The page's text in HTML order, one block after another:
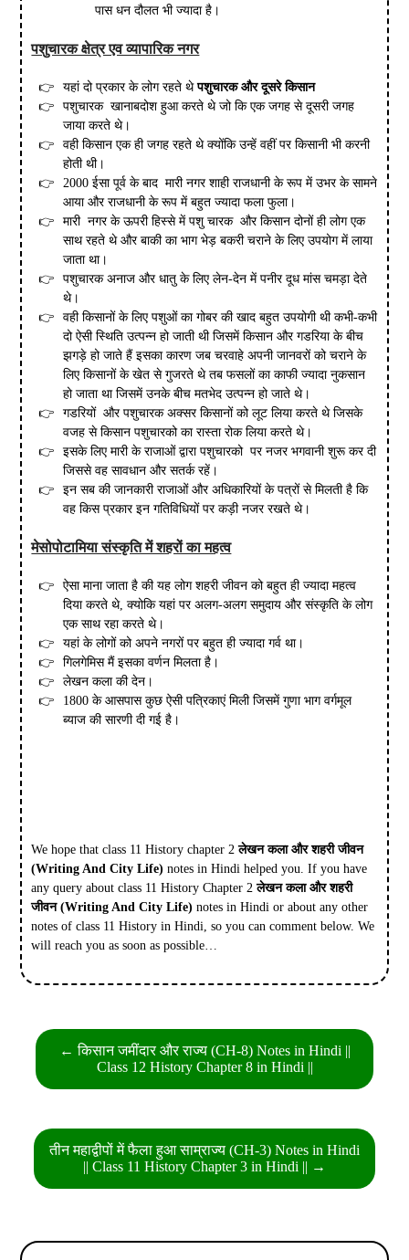
पास धन दौलत भी ज्यादा है।
पशुचारक क्षेत्र एव व्यापारिक नगर
यहां दो प्रकार के लोग रहते थेपशुचारक और दूसरे किसान
पशुचारक खानाबदोश हुआ करते थे जो कि एक जगह से दूसरी जगह
जाया करते थे।
वही किसान एक ही जगह रहते थे क्योंकि उन्हें वहीं पर किसानी भी करनी
होती थी।
2000 ईसा पूर्व के बाद मारी नगर शाही राजधानी के रूप में उभर के सामने
आया और राजधानी के रूप में बहुत ज्यादा फला फुला।
मारी नगर के ऊपरी हिस्से में पशु चारक और किसान दोनों ही लोग एक
साथ रहते थे और बाकी का भाग भेड़ बकरी चराने के लिए उपयोग में लाया
जाता था।
पशुचारक अनाज और धातु के लिए लेन-देन में पनीर दूध मांस चमड़ा देते
थे।
वही किसानों के लिए पशुओं का गोबर की खाद बहुत उपयोगी थी कभी-कभी
दो ऐसी स्थिति उत्पन्न हो जाती थी जिसमें किसान और गडरिया के बीच
झगड़े हो जाते हैं इसका कारण जब चरवाहे अपनी जानवरों को चराने के
लिए किसानों के खेत से गुजरते थे तब फसलों का काफी ज्यादा नुकसान
हो जाता था जिसमें उनके बीच मतभेद उत्पन्न हो जाते थे।
गडरियों और पशुचारक अक्सर किसानों को लूट लिया करते थे जिसके
वजह से किसान पशुचारको का रास्ता रोक लिया करते थे।
इसके लिए मारी के राजाओं द्वारा पशुचारको पर नजर भगवानी शुरू कर दी
जिससे वह सावधान और सतर्क रहें।
इन सब की जानकारी राजाओं और अधिकारियों के पत्रों से मिलती है कि
वह किस प्रकार इन गतिविधियों पर कड़ी नजर रखते थे।
मेसोपोटामिया संस्कृति में शहरों का महत्व
ऐसा माना जाता है की यह लोग शहरी जीवन को बहुत ही ज्यादा महत्व
दिया करते थे, क्योकि यहां पर अलग-अलग समुदाय और संस्कृति के लोग
एक साथ रहा करते थे।
यहां के लोगों को अपने नगरों पर बहुत ही ज्यादा गर्व था।
गिलगेमिस मैं इसका वर्णन मिलता है।
लेखन कला की देन।
1800 के आसपास कुछ ऐसी पत्रिकाएं मिली जिसमें गुणा भाग वर्गमूल
ब्याज की सारणी दी गई है।
We hope that class 11 History chapter 2लेखन कला और शहरी जीवन
(Writing And City Life) notes in Hindi helped you. If you have
any query about class 11 History Chapter 2लेखन कला और शहरी
जीवन (Writing And City Life) notes in Hindi or about any other
notes of class 11 History in Hindi, so you can comment below. We
will reach you as soon as possible…
Post
navigation
← किसान जमींदार और राज्य (CH-8) Notes in Hindi ||
Class 12 History Chapter 8 in Hindi ||
तीन महाद्वीपों में फैला हुआ साम्राज्य (CH-3) Notes in Hindi
|| Class 11 History Chapter 3 in Hindi || →